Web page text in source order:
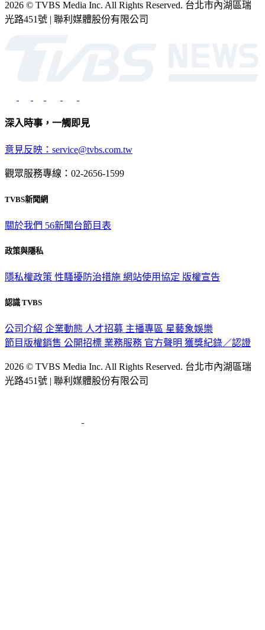
2026 © TVBS Media Inc. All Rights Reserved. 台北市內湖區瑞
光路451號 | 聯利媒體股份有限公司
深入時事，一觸即見
意見反映：service@tvbs.com.tw
觀眾服務專線：02-2656-1599
TVBS新聞網
關於我們 56新聞台節目表
政策與隱私
隱私權政策 性騷擾防治措施 網站使用協定 版權宣告
認識 TVBS
公司介紹 企業動態 人才招募 主播專區 星藝象娛樂
節目版權銷售 公開招標 業務服務 官方聲明 獲獎紀錄／認證
2026 © TVBS Media Inc. All Rights Reserved. 台北市內湖區瑞
光路451號 | 聯利媒體股份有限公司